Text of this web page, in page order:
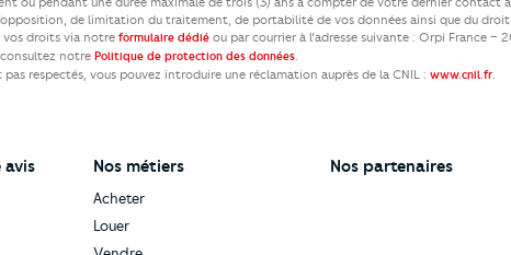
de limitation du traitement, de portabilité de vos données ainsi que du
vos droits via notre formulaire dédié ou par courrier à l’adresse suivante : Orpi France –
notre Politique de protection des données.
respectés, vous pouvez introduire une réclamation auprès de la CNIL : www.cnil.fr.
avis
Nos métiers
Acheter
Louer
Nos partenaires